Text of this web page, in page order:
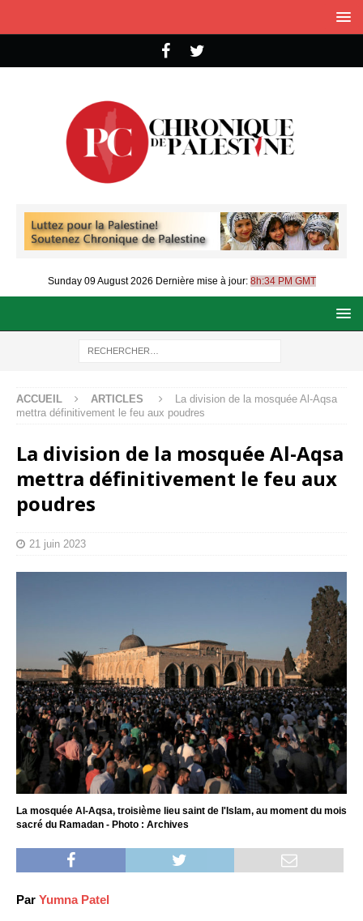
Sunday 09 August 2026 Dernière mise à jour: 8h:34 PM GMT
ACCUEIL ARTICLES
La division de la mosquée Al-Aqsa
mettra définitivement le feu aux poudres
La division de la mosquée Al-Aqsa
mettra définitivement le feu aux
poudres
21 juin 2023
La mosquée Al-Aqsa, troisième lieu saint de l'Islam, au moment du mois
sacré du Ramadan - Photo : Archives
Par Yumna Patel